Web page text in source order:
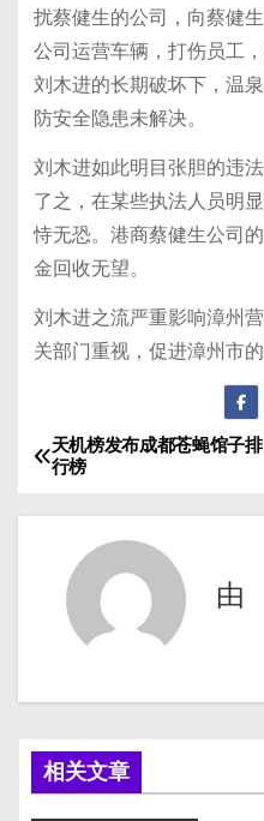
扰蔡健生的公司，向蔡健
公司运营车辆，打伤员工
刘木进的长期破坏下，温
防安全隐患未解决。
刘木进如此明目张胆的违
了之，在某些执法人员明
恃无恐。港商蔡健生公司
金回收无望。
刘木进之流严重影响漳州
关部门重视，促进漳州市的
文
章
航
天机榜发布成都苍蝇馆子排
行榜
由
相关文章